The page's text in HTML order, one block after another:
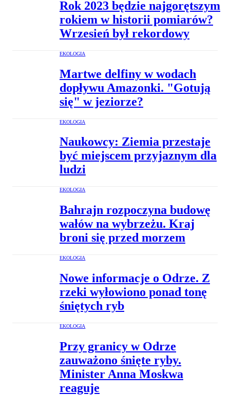
Rok 2023 będzie najgorętszym
rokiem w historii pomiarów?
Wrzesień był rekordowy
EKOLOGIA
Martwe delfiny w wodach
dopływu Amazonki. "Gotują
się" w jeziorze?
EKOLOGIA
Naukowcy: Ziemia przestaje
być miejscem przyjaznym dla
ludzi
EKOLOGIA
Bahrajn rozpoczyna budowę
wałów na wybrzeżu. Kraj
broni się przed morzem
EKOLOGIA
Nowe informacje o Odrze. Z
rzeki wyłowiono ponad tonę
śniętych ryb
EKOLOGIA
Przy granicy w Odrze
zauważono śnięte ryby.
Minister Anna Moskwa
reaguje